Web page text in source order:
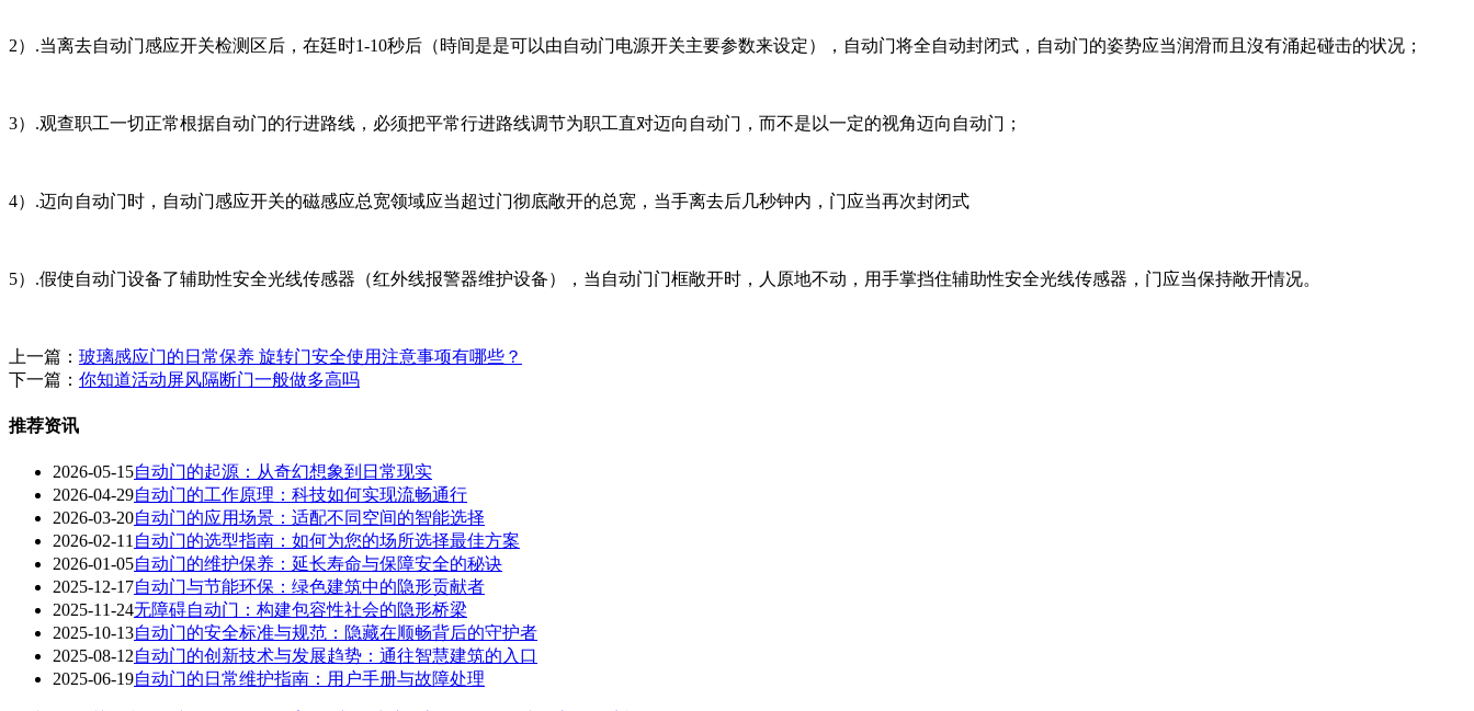
2）.当离去自动门感应开关检测区后，在廷时1-10秒后（時间是是可以由自动门电源开关主要参数来设定），自动门将全自动封闭式，自动门的姿势应当润滑而且沒有涌起碰击的状况；
3）.观查职工一切正常根据自动门的行进路线，必须把平常行进路线调节为职工直对迈向自动门，而不是以一定的视角迈向自动门；
4）.迈向自动门时，自动门感应开关的磁感应总宽领域应当超过门彻底敞开的总宽，当手离去后几秒钟内，门应当再次封闭式
5）.假使自动门设备了辅助性安全光线传感器（红外线报警器维护设备），当自动门门框敞开时，人原地不动，用手掌挡住辅助性安全光线传感器，门应当保持敞开情况。
上一篇： 玻璃感应门的日常保养 旋转门安全使用注意事项有哪些？
下一篇： 你知道活动屏风隔断门一般做多高吗
推荐资讯
2026-05-15自动门的起源：从奇幻想象到日常现实
2026-04-29自动门的工作原理：科技如何实现流畅通行
2026-03-20自动门的应用场景：适配不同空间的智能选择
2026-02-11 自动门的选型指南：如何为您的场所选择最佳方案
2026-01-05自动门的维护保养：延长寿命与保障安全的秘诀
2025-12-17自动门与节能环保：绿色建筑中的隐形贡献者
2025-11-24无障碍自动门：构建包容性社会的隐形桥梁
2025-10-13自动门的安全标准与规范：隐藏在顺畅背后的守护者
2025-08-12自动门的创新技术与发展趋势：通往智慧建筑的入口
2025-06-19自动门的日常维护指南：用户手册与故障处理